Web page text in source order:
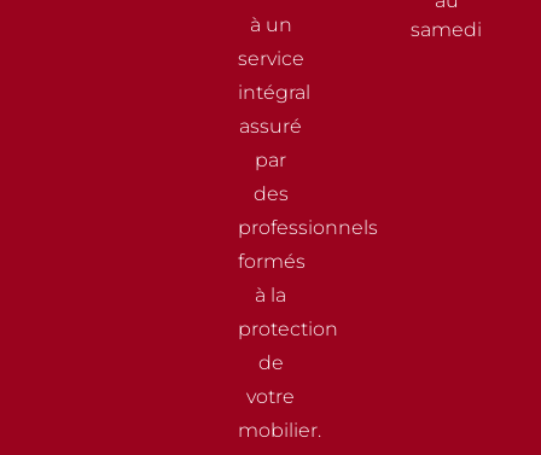
à un
service
intégral
assuré
par
des
professionnels
formés
à la
protection
de
votre
mobilier.
samedi